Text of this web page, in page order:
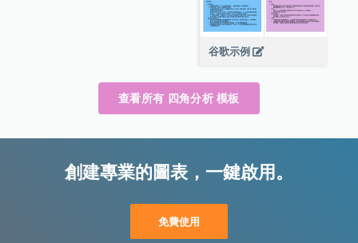
谷歌示例
查看所有 四角分析 模板
創建專業的圖表，一鍵啟用。
免費使用